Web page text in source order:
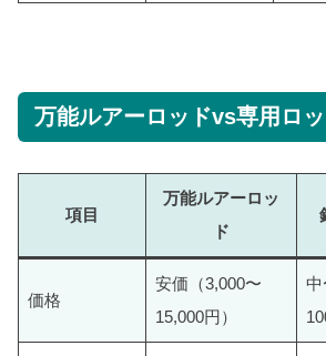
万能ルアーロッドvs専用ロ
項目
万能ルアーロッ
ド
価格
安価（3,000〜
15,000円）
中